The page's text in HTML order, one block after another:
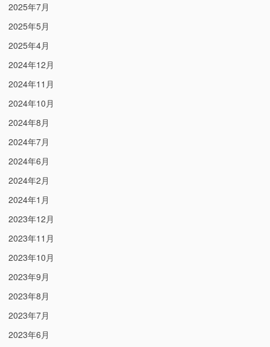
2025年7月
2025年5月
2025年4月
2024年12月
2024年11月
2024年10月
2024年8月
2024年7月
2024年6月
2024年2月
2024年1月
2023年12月
2023年11月
2023年10月
2023年9月
2023年8月
2023年7月
2023年6月